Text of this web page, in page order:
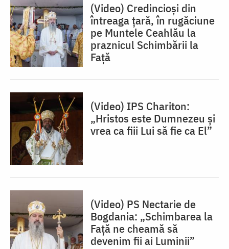
(Video) Credincioși din
întreaga țară, în rugăciune
pe Muntele Ceahlău la
praznicul Schimbării la
Față
(Video) IPS Chariton:
„Hristos este Dumnezeu și
vrea ca fiii Lui să fie ca El”
(Video) PS Nectarie de
Bogdania: „Schimbarea la
Față ne cheamă să
devenim fii ai Luminii”